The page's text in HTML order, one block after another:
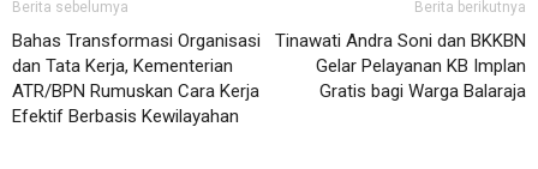
Berita sebelumya
Bahas Transformasi Organisasi
dan Tata Kerja, Kementerian
ATR/BPN Rumuskan Cara Kerja
Efektif Berbasis Kewilayahan
Berita berikutnya
Tinawati Andra Soni dan BKKBN
Gelar Pelayanan KB Implan
Gratis bagi Warga Balaraja